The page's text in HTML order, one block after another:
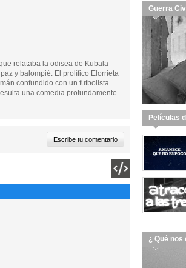
relataba la odisea de Kubala
y balompié. El prolífico Elorrieta
confundido con un futbolista
una comedia profundamente
Guerra
Películas
¿ Qué nos